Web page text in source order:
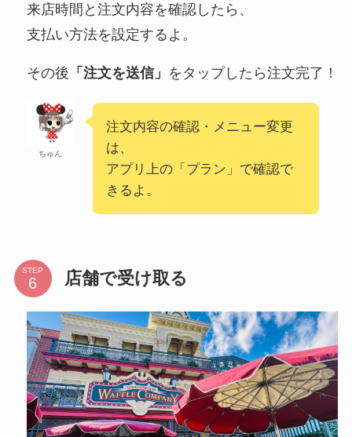
来店時間と注文内容を確認したら、
支払い方法を設定するよ。
その後 「注文を送信」 をタップしたら注文完了！
ちゅん
注文内容の確認・メニュー変更
は、
アプリ上の「プラン」で確認で
きるよ。
STEP 店舗で受け取る